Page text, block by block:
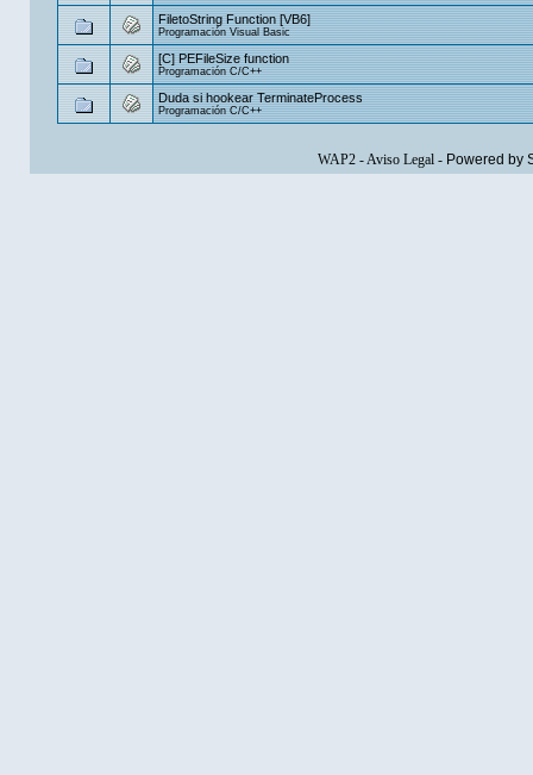
FiletoString Function [VB6]
Programación Visual Basic
[C] PEFileSize function
Programación C/C++
Duda si hookear TerminateProcess
Programación C/C++
WAP2-Aviso Legal- Powered by